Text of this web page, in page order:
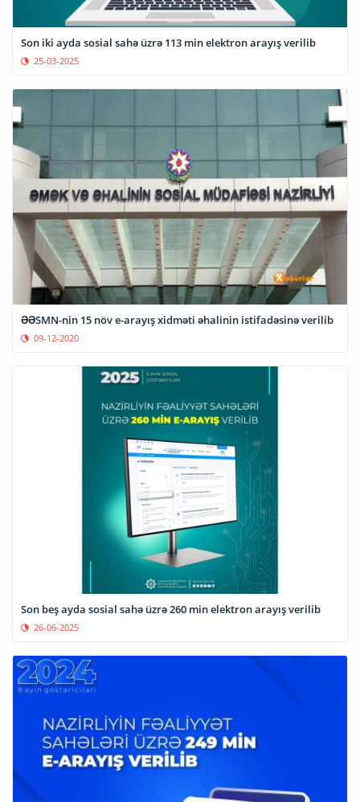
Son iki ayda sosial sahə üzrə 113 min elektron arayış verilib
25-03-2025
ƏƏSMN-nin 15 növ e-arayış xidməti əhalinin istifadəsinə verilib
09-12-2020
Son beş ayda sosial sahə üzrə 260 min elektron arayış verilib
26-06-2025